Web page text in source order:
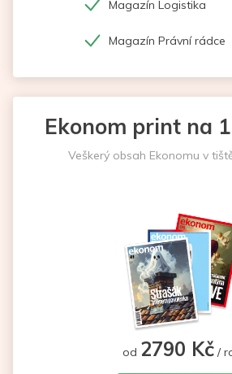
Magazín Logistika
Magazín Právní rádce
Ekonom print na
Veškerý obsah Ekonomu v
od 2790 Kč /